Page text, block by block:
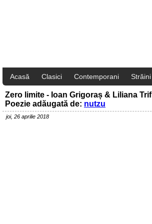
Acasă Clasici Contemporani Străini
Zero limite - Ioan Grigoraș & Liliana Trif
Poezie adăugată de: nutzu
joi, 26 aprilie 2018